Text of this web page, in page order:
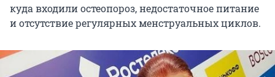
куда входили остеопороз, недостаточное питание
и отсутствие регулярных менструальных циклов.